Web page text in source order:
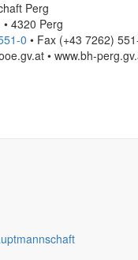
Perg
4320 Perg
0 • Fax (+43 7262)
• www.bh-